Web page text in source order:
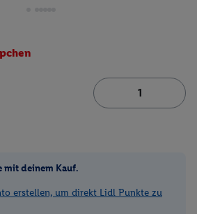
mit deinem Kauf.
erstellen, um direkt Lidl Punkte zu